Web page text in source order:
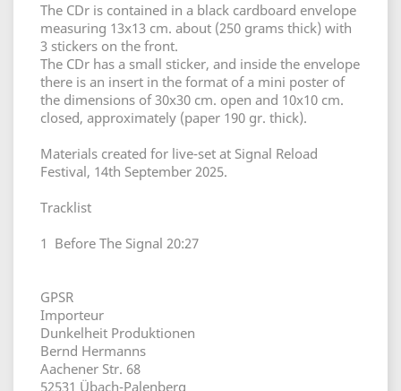
The CDr is contained in a black cardboard envelope
measuring 13x13 cm. about (250 grams thick) with
3 stickers on the front.
The CDr has a small sticker, and inside the envelope
there is an insert in the format of a mini poster of
the dimensions of 30x30 cm. open and 10x10 cm.
closed, approximately (paper 190 gr. thick).
Materials created for live-set at Signal Reload
Festival, 14th September 2025.
Tracklist
1 Before The Signal 20:27
GPSR
Importeur
Dunkelheit Produktionen
Bernd Hermanns
Aachener Str. 68
52531 Übach-Palenberg